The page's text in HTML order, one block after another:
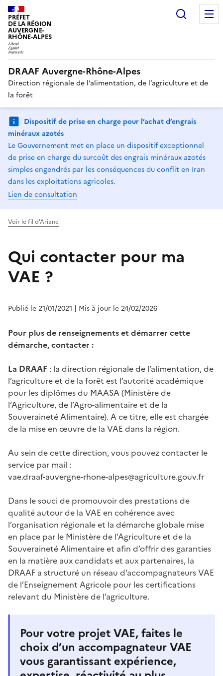
PRÉFET
DE LA RÉGION
AUVERGNE-
RHÔNE-ALPES
DRAAF Auvergne-Rhône-Alpes
Direction régionale de l’alimentation, de l’agriculture et de
la forêt
Dispositif de prise en charge pour l’achat d’engrais
minéraux azotés
Le Gouvernement met en place un dispositif exceptionnel
de prise en charge du surcoût des engrais minéraux azotés
simples engendrés par les conséquences du conflit en Iran
dans les exploitations agricoles.
Lien de consultation
Voir le fil d'Ariane
Qui contacter pour ma
VAE ?
Publié le 21/01/2021 | Mis à jour le 24/02/2026
Pour plus de renseignements et démarrer cette
démarche, contacter :
La DRAAF : la direction régionale de l’alimentation, de
l’agriculture et de la forêt est l’autorité académique
pour les diplômes du MAASA (Ministère de
l’Agriculture, de l’Agro-alimentaire et de la
Souveraineté Alimentaire). A ce titre, elle est chargée
de la mise en œuvre de la VAE dans la région.
Au sein de cette direction, vous pouvez contacter le
service par mail :
vae.draaf-auvergne-rhone-alpes@agriculture.gouv.fr
Dans le souci de promouvoir des prestations de
qualité autour de la VAE en cohérence avec
l’organisation régionale et la démarche globale mise
en place par le Ministère de l’Agriculture et de la
Souveraineté Alimentaire et afin d’offrir des garanties
en la matière aux candidats et aux partenaires, la
DRAAF a structuré un réseau d’accompagnateurs VAE
de l’Enseignement Agricole pour les certifications
relevant du Ministère de l’agriculture.
Pour votre projet VAE, faites le
choix d’un accompagnateur VAE
vous garantissant expérience,